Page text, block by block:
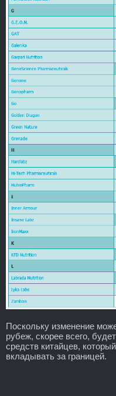
Поскольку изменение
рубеж, скорее всего,
средств китайцев,
вкладывать за границей.